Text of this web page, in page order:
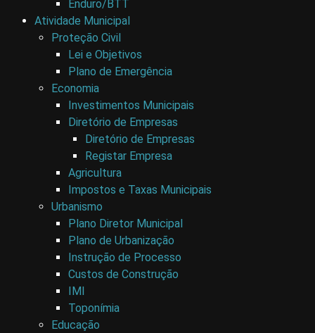
Enduro/BTT
Atividade Municipal
Proteção Civil
Lei e Objetivos
Plano de Emergência
Economia
Investimentos Municipais
Diretório de Empresas
Diretório de Empresas
Registar Empresa
Agricultura
Impostos e Taxas Municipais
Urbanismo
Plano Diretor Municipal
Plano de Urbanização
Instrução de Processo
Custos de Construção
IMI
Toponímia
Educação